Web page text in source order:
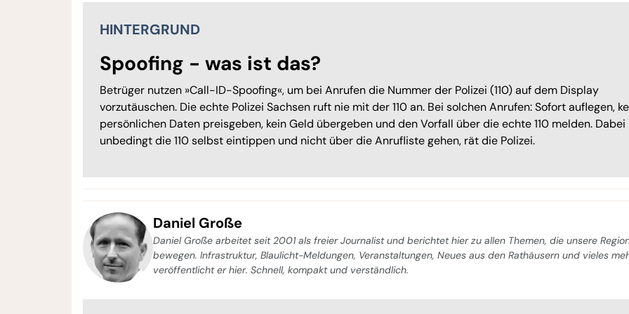
HINTERGRUND
Spoofing - was ist das?
Betrüger nutzen »Call-ID-Spoofing«, um bei Anrufen die Nummer der Polizei (110) auf dem Display
vorzutäuschen. Die echte Polizei Sachsen ruft nie mit der 110 an. Bei solchen Anrufen: Sofort auflegen,
persönlichen Daten preisgeben, kein Geld übergeben und den Vorfall über die echte 110 melden. Dabei
unbedingt die 110 selbst eintippen und nicht über die Anrufliste gehen, rät die Polizei.
Daniel Große
Daniel Große arbeitet seit 2001 als freier Journalist und berichtet hier zu allen Themen, die unsere
bewegen. Infrastruktur, Blaulicht-Meldungen, Veranstaltungen, Neues aus den Rathäusern und vieles
veröffentlicht er hier. Schnell, kompakt und verständlich.